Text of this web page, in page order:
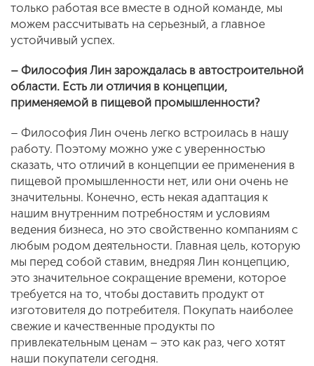
только работая все вместе в одной команде, мы
можем рассчитывать на серьезный, а главное
устойчивый успех.
– Философия Лин зарождалась в автостроительной
области. Есть ли отличия в концепции,
применяемой в пищевой промышленности?
– Философия Лин очень легко встроилась в нашу
работу. Поэтому можно уже с уверенностью
сказать, что отличий в концепции ее применения в
пищевой промышленности нет, или они очень не
значительны. Конечно, есть некая адаптация к
нашим внутренним потребностям и условиям
ведения бизнеса, но это свойственно компаниям с
любым родом деятельности. Главная цель, которую
мы перед собой ставим, внедряя Лин концепцию,
это значительное сокращение времени, которое
требуется на то, чтобы доставить продукт от
изготовителя до потребителя. Покупать наиболее
свежие и качественные продукты по
привлекательным ценам – это как раз, чего хотят
наши покупатели сегодня.